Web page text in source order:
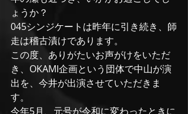
ょうか？
045シンジケートは昨年に引き続き、師
走は稽古漬けであります。
この度、ありがたいお声がけをいただ
き、OKAMI企画という団体で中山が演
出を、今井が出演させていただきま
す。
今年5月、元号が令和に変わったときに